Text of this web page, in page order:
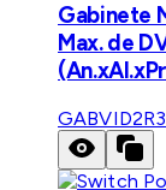
Gabinete
Max. de
GABVID2R3